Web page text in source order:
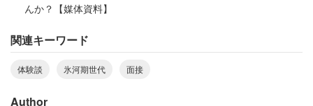
入社後はバブル世代の上司の下で……「お前
らの尻拭いが俺らの立場だった」
んか？【媒体資料】
関連キーワード
体験談 氷河期世代 面接
Author